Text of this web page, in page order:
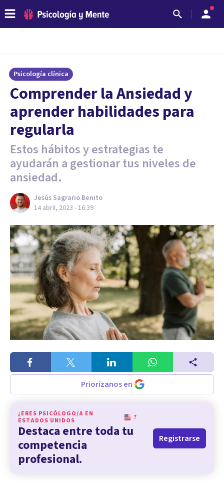
Psicología clínica
Comprender la Ansiedad y
aprender habilidades para
regularla
Estos hábitos y estrategias te
ayudarán a gestionar tus niveles de
ansiedad.
Jesús Sagrario Benito
14 abril, 2023 - 16:39
Priorízanos en
¿ERES PSICÓLOGO/A EN
ESTADOS UNIDOS
?
Destaca entre toda tu
competencia
profesional.
Registrarse